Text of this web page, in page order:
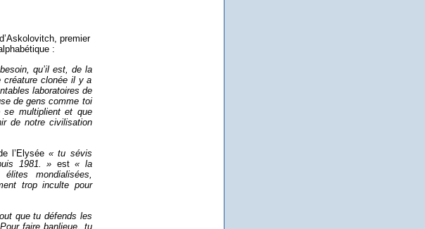
premier
:
qu’il est, de la
créature clonée il y a
laboratoires de
de gens comme toi
se multiplient et que
de notre civilisation
l’Elysée« tu sévis
1981. » est« la
mondialisées,
trop inculte pour
que tu défends les
faire banlieue, tu